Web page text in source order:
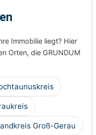
Immobilie liegt? Hier
Orten, die GRUNDUM
Groß-Gerau